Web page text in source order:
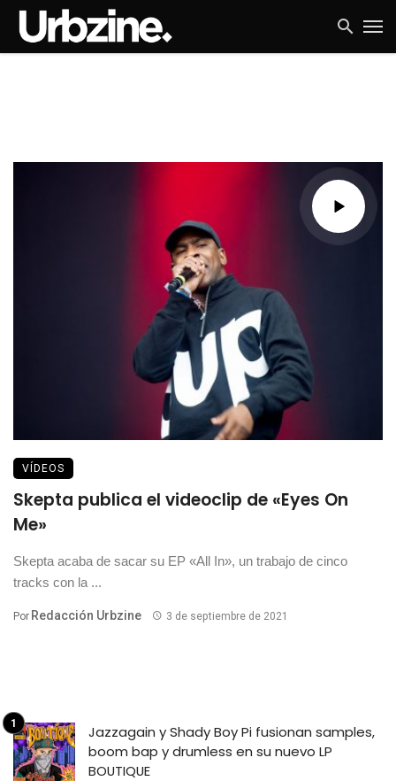
VÍDEOS
Skepta publica el videoclip de «Eyes On
Me»
Skepta acaba de sacar su EP «All In», un trabajo de cinco
tracks con la ...
Por Redacción Urbzine 3 de septiembre de 2021
Jazzagain y Shady Boy Pi fusionan samples,
boom bap y drumless en su nuevo LP
BOUTIQUE